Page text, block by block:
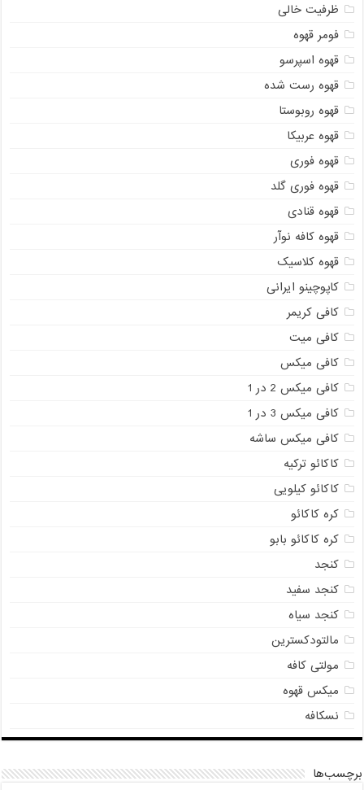
ظرفیت خالی
فومر قهوه
قهوه اسپرسو
قهوه رست شده
قهوه روبوستا
قهوه عربیکا
قهوه فوری
قهوه فوری گلد
قهوه قنادی
قهوه کافه نوآر
قهوه کلاسیک
کاپوچینو ایرانی
کافی کریمر
کافی میت
کافی میکس
کافی میکس 2 در 1
کافی میکس 3 در 1
کافی میکس ساشه
کاکائو ترکیه
کاکائو کیلویی
کره کاکائو
کره کاکائو بابو
کنجد
کنجد سفید
کنجد سیاه
مالتودکسترین
مولتی کافه
میکس قهوه
نسکافه
برچسب‌ها